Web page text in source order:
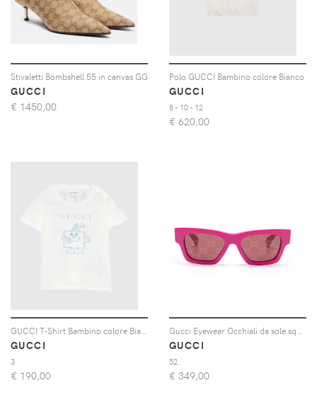
Stivaletti Bombshell 55 in canvas GG
GUCCI
€ 1450,00
Polo GUCCI Bambino colore Bianco
GUCCI
8 - 10 - 12
€ 620,00
GUCCI
3
€ 190,00
GUCCI
52
€ 349,00